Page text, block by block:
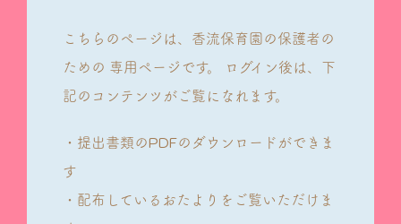
こちらのページは、香流保育園の保護者の
ための 専用ページです。
ログイン後は、下
記のコンテンツがご覧になれます。
・提出書類のPDFのダウンロードができま
す
・配布しているおたよりをご覧いただけま